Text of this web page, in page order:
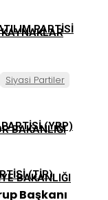
PARTISI
(YRP)
(TİP)
BAKANLIĞI
BAKANLIĞI
Siyasi Partiler
Başkanı